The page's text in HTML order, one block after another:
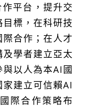
平台，提升交
標，在科研技
合作；在人才
學者建立亞太
與以人為本AI國
家建立可信賴AI
際合作策略布